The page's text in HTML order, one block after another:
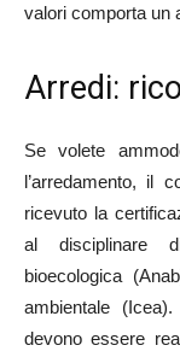
valori comporta un
Arredi:
Se volete
l’arredamento, il
ricevuto la
al disciplinare
bioecologica
ambientale
devono essere